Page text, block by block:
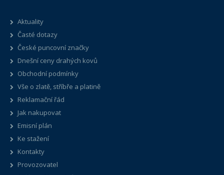
Aktuality
Časté dotazy
České puncovní značky
Dnešní ceny drahých kovů
Obchodní podmínky
Vše o zlatě, stříbře a platině
Reklamační řád
Jak nakupovat
Emisní plán
Ke stažení
Kontakty
Provozovatel